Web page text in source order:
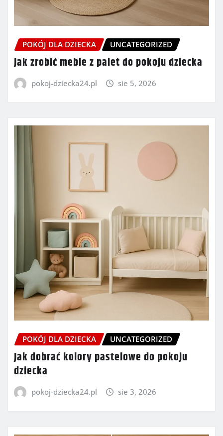
POKÓJ DLA DZIECKA UNCATEGORIZED
Jak zrobić meble z palet do pokoju dziecka
pokoj-dziecka24.pl sie 5, 2026
POKÓJ DLA DZIECKA UNCATEGORIZED
Jak dobrać kolory pastelowe do pokoju
dziecka
pokoj-dziecka24.pl sie 3, 2026